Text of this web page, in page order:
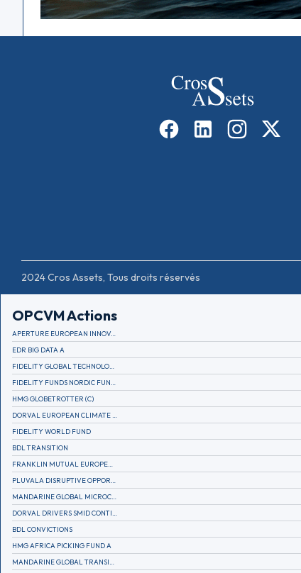
2024 Cros Assets, Tous droits réservés
OPCVM Actions
APERTURE EUROPEAN INNOVATION
EDR BIG DATA A
HMG GLOBETROTTER (C)
FIDELITY WORLD FUND
BDL TRANSITION
BDL CONVICTIONS
HMG AFRICA PICKING FUND A